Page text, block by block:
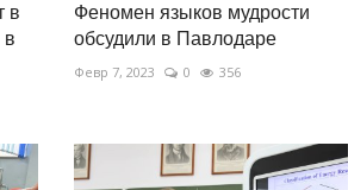
в
в
Феномен языков мудрости
обсудили в Павлодаре
Февр 7, 2023 0 356